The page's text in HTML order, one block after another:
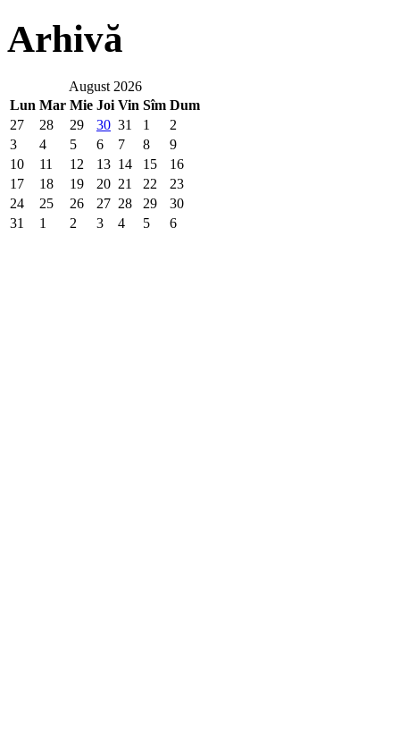
Arhivă
August 2026
Lun Mar Mie Joi Vin Sîm Dum
27
28 29 30 31 1
2
3
4 5 6 7 8
9
10
11 12 13 14 15
16
17
18 19 20 21 22
23
24
25 26 27 28 29
30
31
1 2 3 4 5 6